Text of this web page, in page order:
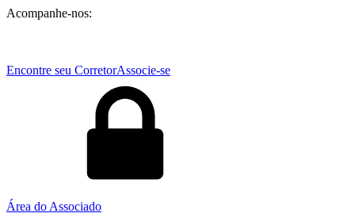
Acompanhe-nos:
Encontre seu CorretorAssocie-se
Área do Associado